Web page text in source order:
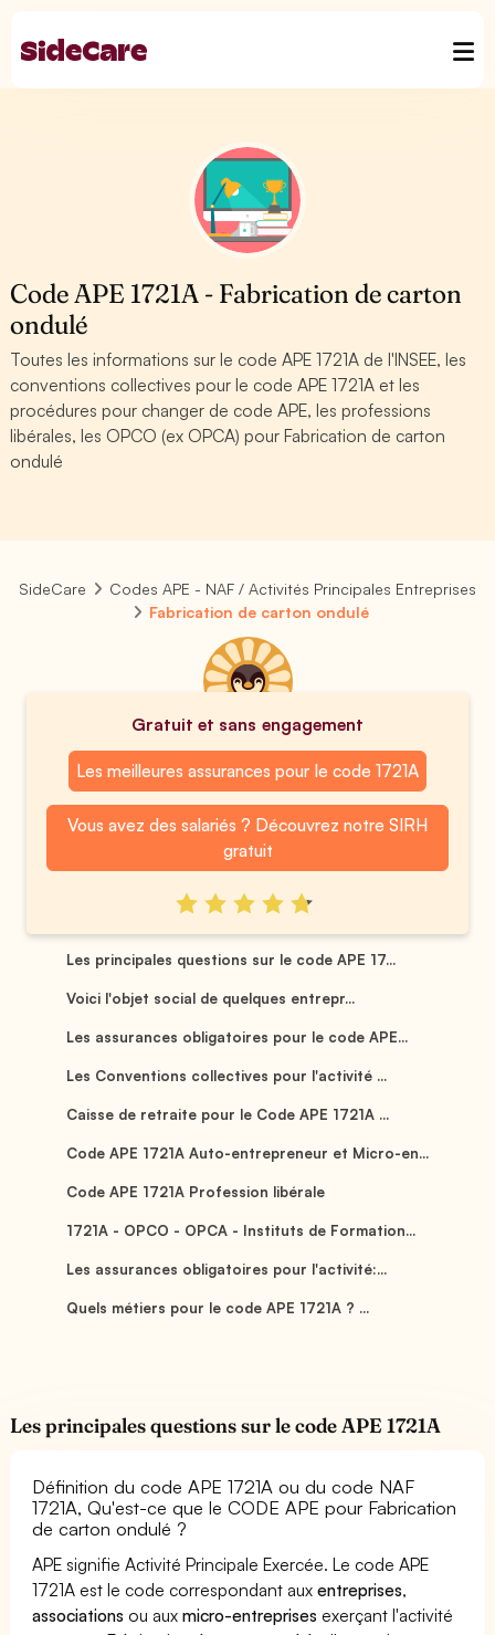
Code APE 1721A - Fabrication de carton
ondulé
Toutes les informations sur le code APE 1721A de l'INSEE, les
conventions collectives pour le code APE 1721A et les
procédures pour changer de code APE, les professions
libérales, les OPCO (ex OPCA) pour Fabrication de carton
ondulé
SideCare
Codes APE - NAF / Activités Principales Entreprises
Fabrication de carton ondulé
Gratuit et sans engagement
Les meilleures assurances pour le code 1721A
Vous avez des salariés ? Découvrez notre SIRH
gratuit
Les principales questions sur le code APE 17...
Voici l'objet social de quelques entrepr...
Les assurances obligatoires pour le code APE...
Les Conventions collectives pour l'activité ...
Caisse de retraite pour le Code APE 1721A ...
Code APE 1721A Auto-entrepreneur et Micro-en...
Code APE 1721A Profession libérale
1721A - OPCO - OPCA - Instituts de Formation...
Les assurances obligatoires pour l'activité:...
Quels métiers pour le code APE 1721A ? ...
Les principales questions sur le code APE 1721A
Définition du code APE 1721A ou du code NAF
1721A, Qu'est-ce que le CODE APE pour Fabrication
de carton ondulé ?
APE signifie Activité Principale Exercée. Le code APE
1721A est le code correspondant auxentreprises,
associations ou auxmicro-entreprises exerçant l'activité